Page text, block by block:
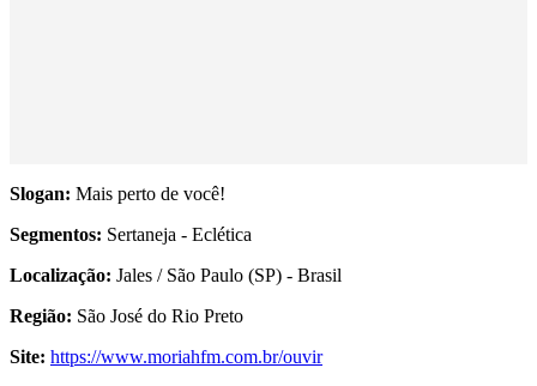
Slogan: Mais perto de você!
Segmentos: Sertaneja - Eclética
Localização: Jales / São Paulo (SP) - Brasil
Região: São José do Rio Preto
Site: https://www.moriahfm.com.br/ouvir